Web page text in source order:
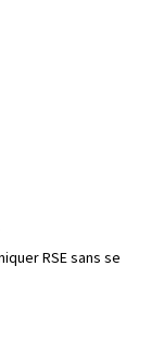
RSE sans se